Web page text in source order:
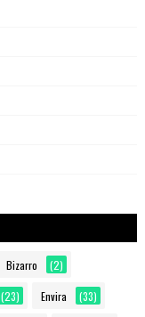
Bizarro (2)
(23) Envira (33)